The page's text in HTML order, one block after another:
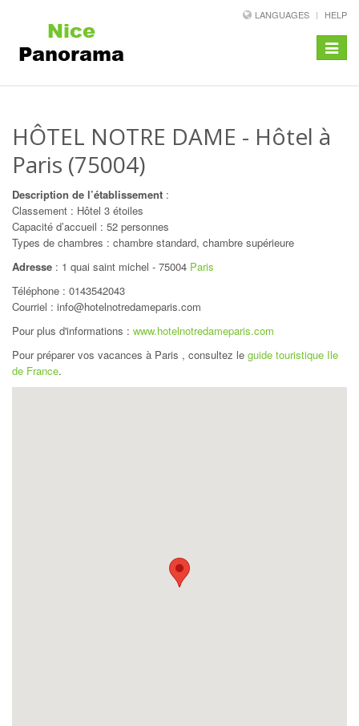
LANGUAGES HELP
Toggle
HÔTEL NOTRE DAME - Hôtel à
Paris (75004)
Description de l’établissement :
Classement : Hôtel 3 étoiles
Capacité d’accueil : 52 personnes
Types de chambres : chambre standard, chambre supérieure
Adresse : 1 quai saint michel - 75004 Paris
Téléphone : 0143542043
Courriel : info@hotelnotredameparis.com
Pour plus d'informations : www.hotelnotredameparis.com
Pour préparer vos vacances à Paris , consultez le guide touristique Ile
de France.